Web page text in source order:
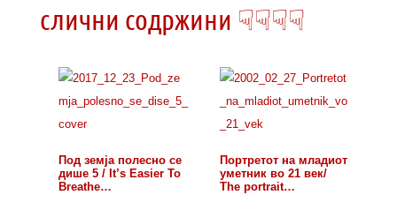
слични содржини ☟☟☟☟
Под земја полесно се
дише 5 / It’s Easier To
Breathe…
Портретот на младиот
уметник во 21 век/
The portrait…